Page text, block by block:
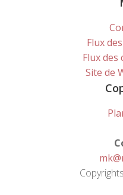
Flux
Flux des
Site de